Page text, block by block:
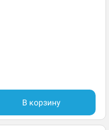
В корзину